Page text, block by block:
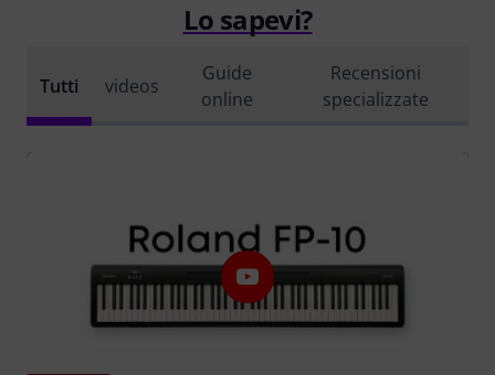
Lo sapevi?
Tutti videos
Guide
online
Recensioni
specializzate